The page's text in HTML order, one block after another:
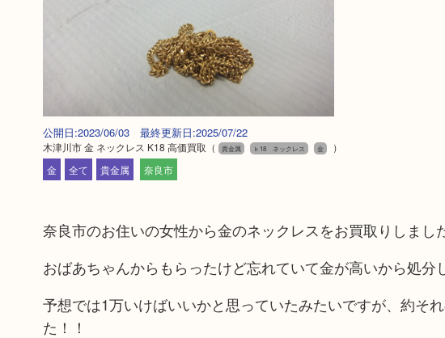
公開日:2023/06/03 最終更新日:2025/07/22
木津川市 金 ネックレス K18 高価買取 （ 貴金属 ｋ18 ネックレス 金
）
金
全て 貴金属 奈良市
奈良市のお住いの女性から金のネックレスをお買取りしまし
おばあちゃんからもらったけど忘れていて金が高いから処分
予想では1万いけばいいかと思っていたみたいですが、約そ
た！！